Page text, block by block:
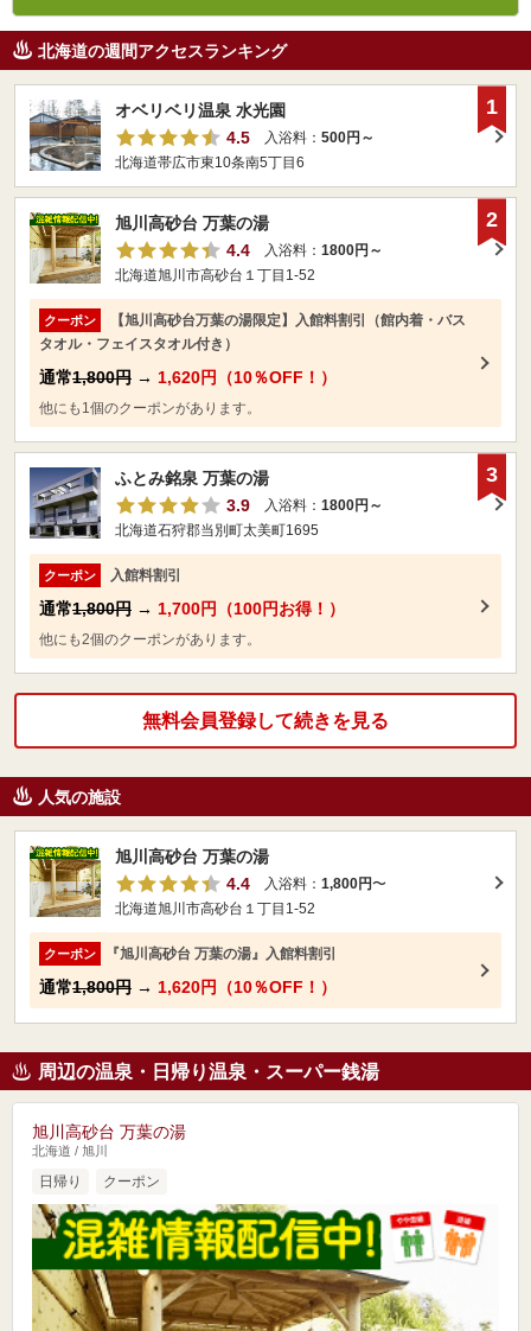
北海道の週間アクセスランキング
オベリベリ温泉 水光園
4.5
入浴料： 500円～
北海道帯広市東10条南5丁目6
1
旭川高砂台 万葉の湯
4.4
入浴料： 1800円～
北海道旭川市高砂台１丁目1-52
クーポン
【旭川高砂台万葉の湯限定】入館料割引（館内着・バス
タオル・フェイスタオル付き）
通常1,800円 → 1,620円（10％OFF！）
他にも1個のクーポンがあります。
2
ふとみ銘泉 万葉の湯
3.9
入浴料： 1800円～
北海道石狩郡当別町太美町1695
クーポン 入館料割引
通常1,800円 → 1,700円（100円お得！）
他にも2個のクーポンがあります。
3
無料会員登録して続きを見る
人気の施設
旭川高砂台 万葉の湯
4.4
入浴料： 1,800円〜
北海道旭川市高砂台１丁目1-52
クーポン 『旭川高砂台 万葉の湯』入館料割引
通常1,800円 → 1,620円（10％OFF！）
周辺の温泉・日帰り温泉・スーパー銭湯
旭川高砂台 万葉の湯
北海道 / 旭川
日帰り クーポン